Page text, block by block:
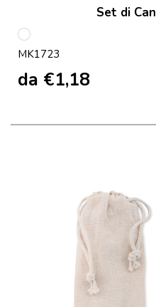
Set di
S/C
MK1723
da €1,18